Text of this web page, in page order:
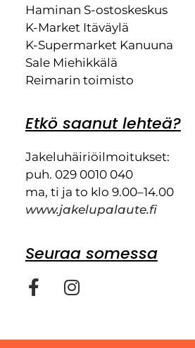
Haminan S-ostoskeskus
K-Market Itäväylä
K-Supermarket Kanuuna
Sale Miehikkälä
Reimarin toimisto
Etkö saanut lehteä?
Jakeluhäiriöilmoitukset:
puh. 029 0010 040
ma, ti ja to klo 9.00–14.00
www.jakelupalaute.fi
Seuraa somessa